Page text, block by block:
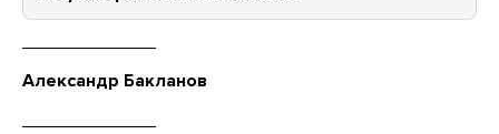
Александр Бакланов